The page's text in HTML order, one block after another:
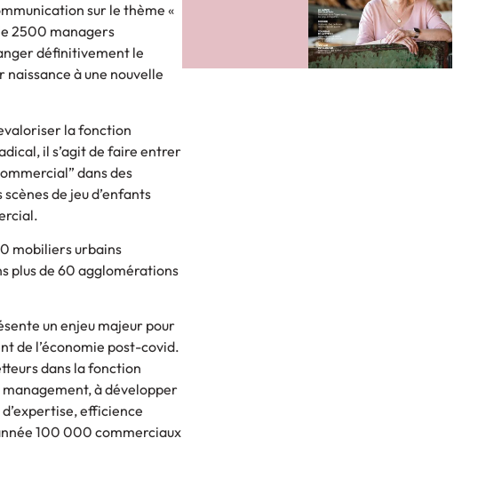
sur le thème «
2500 managers
définitivement le
à une nouvelle
la fonction
il s’agit de faire entrer
dans des
de jeu d’enfants
mobiliers urbains
plus de 60 agglomérations
un enjeu majeur pour
de l’économie post-covid.
dans la fonction
à développer
efficience
100 000 commerciaux